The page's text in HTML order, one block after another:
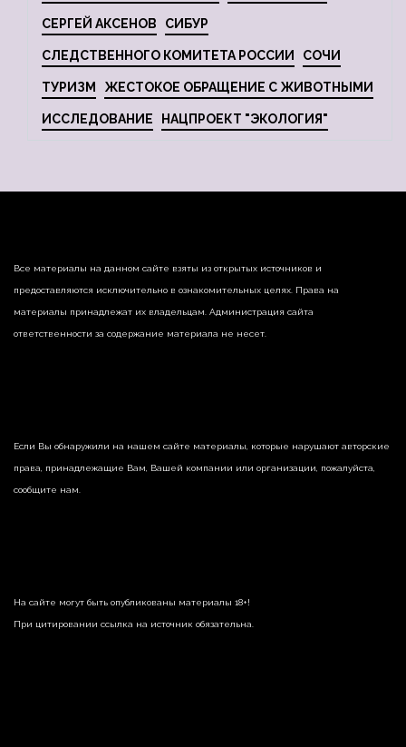
СЕРГЕЙ АКСЕНОВ СИБУР
СЛЕДСТВЕННОГО КОМИТЕТА РОССИИ СОЧИ
ТУРИЗМ ЖЕСТОКОЕ ОБРАЩЕНИЕ С ЖИВОТНЫМИ
ИССЛЕДОВАНИЕ НАЦПРОЕКТ "ЭКОЛОГИЯ"
Все материалы на данном сайте взяты из открытых источников и
предоставляются исключительно в ознакомительных целях. Права на
материалы принадлежат их владельцам. Администрация сайта
ответственности за содержание материала не несет.
Если Вы обнаружили на нашем сайте материалы, которые нарушают авторские
права, принадлежащие Вам, Вашей компании или организации, пожалуйста,
сообщите нам.
На сайте могут быть опубликованы материалы 18+!
При цитировании ссылка на источник обязательна.